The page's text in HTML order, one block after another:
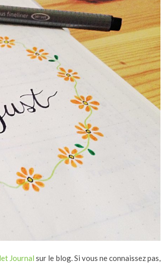
Journal sur le blog. Si vous ne connaissez pas,